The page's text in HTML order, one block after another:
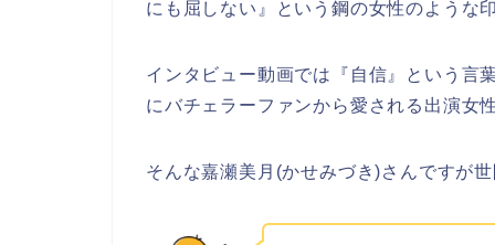
にも屈しない』という鋼の女性のような
インタビュー動画では『自信』という言
にバチェラーファンから愛される出演女
そんな嘉瀬美月(かせみづき)さんですが